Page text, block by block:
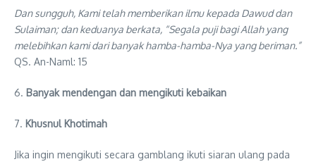
Dan sungguh, Kami telah memberikan ilmu kepada Dawud dan
Sulaiman; dan keduanya berkata, “Segala puji bagi Allah yang
melebihkan kami dari banyak hamba-hamba-Nya yang beriman.”
QS. An-Naml: 15
6. Banyak mendengan dan mengikuti kebaikan
7. Khusnul Khotimah
Jika ingin mengikuti secara gamblang ikuti siaran ulang pada